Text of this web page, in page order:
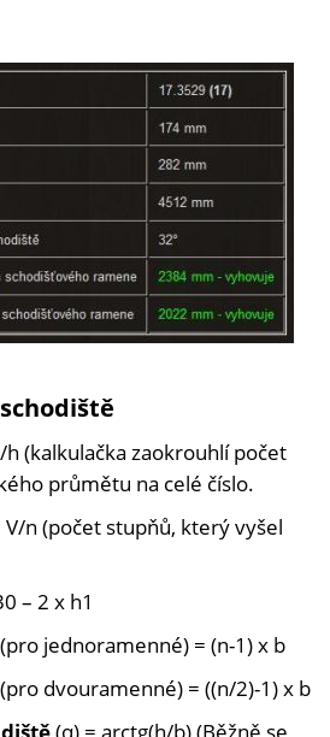
h (kalkulačka zaokrouhlí počet
průmětu na celé číslo.
V/n (počet stupňů, který vyšel
– 2 x h1
jednoramenné) = (n-1) x b
dvouramenné) = ((n/2)-1) x b
(α) = arctg(h/b) (Běžně se